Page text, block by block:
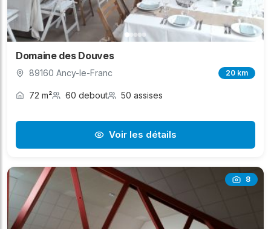
Domaine des Douves
89160 Ancy-le-Franc 20 km
72 m² 60 debout 50 assises
Voir les détails
8